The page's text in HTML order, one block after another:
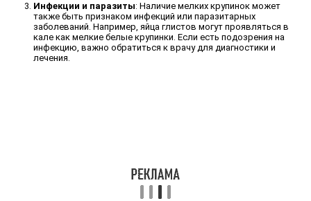
Инфекции и паразиты: Наличие мелких крупинок может
также быть признаком инфекций или паразитарных
заболеваний. Например, яйца глистов могут проявляться в
кале как мелкие белые крупинки. Если есть подозрения на
инфекцию, важно обратиться к врачу для диагностики и
лечения.